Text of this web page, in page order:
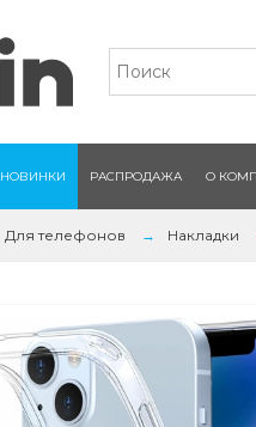
НОВИНКИ РАСПРОДАЖА О
Для телефонов Накладки